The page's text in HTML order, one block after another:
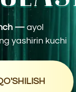
ayol
kuchi